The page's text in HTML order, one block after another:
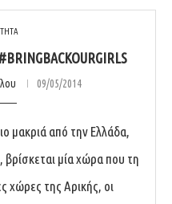
09/05/2014
από την Ελλάδα,
μία χώρα που τη
χώρες της Αρικής, οι